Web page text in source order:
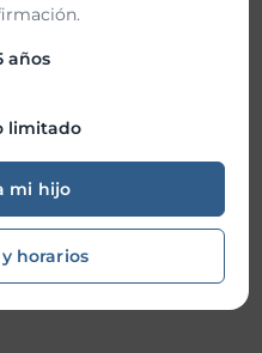
años
limitado
mi hijo
horarios